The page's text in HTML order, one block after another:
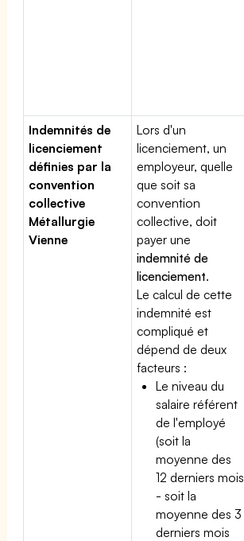
Indemnités de
licenciement
définies par la
convention
collective
Métallurgie
Vienne
Lors d'un
licenciement, un
employeur, quelle
que soit sa
convention
collective, doit
payer une
indemnité de
licenciement.
Le calcul de cette
indemnité est
compliqué et
dépend de deux
facteurs :
Le niveau du
salaire référent
de l'employé
(soit la
moyenne des
12 derniers mois
- soit la
moyenne des 3
derniers mois